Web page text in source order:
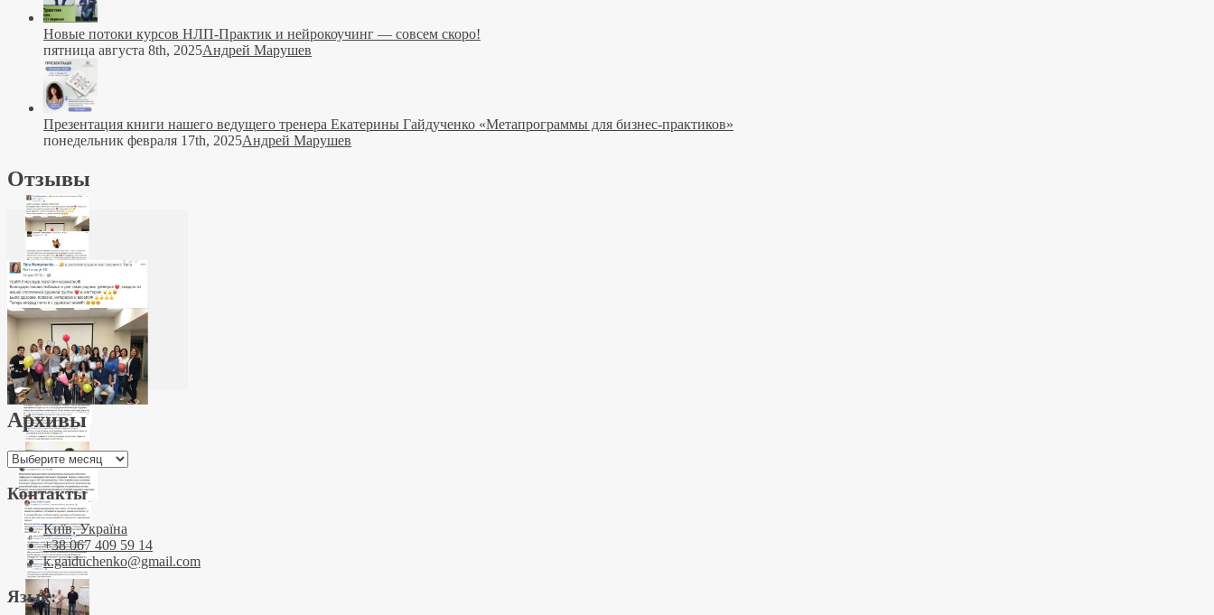
Новые потоки курсов НЛП-Практик и нейрокоучинг — совсем скоро!
пятница августа 8th, 2025Андрей Марушев
Презентация книги нашего ведущего тренера Екатерины Гайдученко «Метапрограммы для бизнес-практиков»
понедельник февраля 17th, 2025Андрей Марушев
Отзывы
Архивы
Архивы
Контакты
Київ, Україна
+38 067 409 59 14
k.gaiduchenko@gmail.com
Язык: